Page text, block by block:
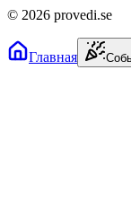
© 2026 provedi.se
Главная